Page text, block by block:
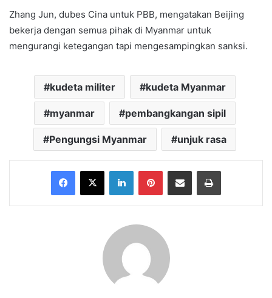
Zhang Jun, dubes Cina untuk PBB, mengatakan Beijing
bekerja dengan semua pihak di Myanmar untuk
mengurangi ketegangan tapi mengesampingkan sanksi.
kudeta militer kudeta Myanmar
myanmar pembangkangan sipil
Pengungsi Myanmar unjuk rasa
Facebook
X LinkedInPinterestShare via Email Print